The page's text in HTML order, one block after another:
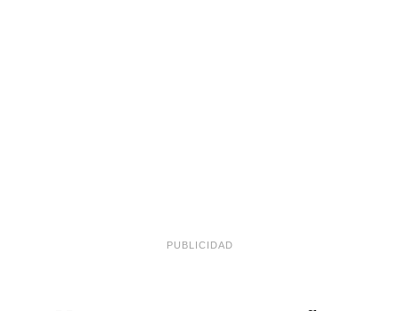
PUBLICIDAD